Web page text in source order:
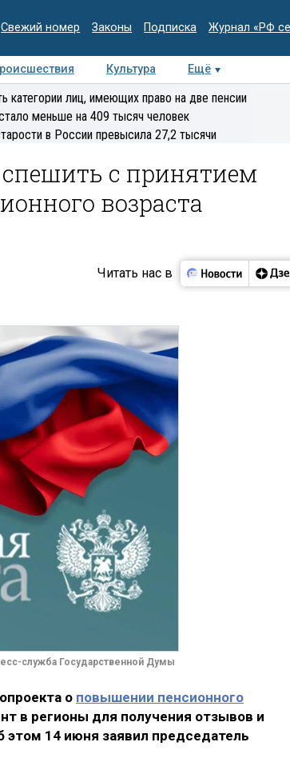
Свежий номер Законы Подписка Журнал «РФ
Культура
Ещё
Интервью Колумнисты
категории лиц, имеющих право на две пенсии
меньше на 409 тысяч человек
в России превысила 27,2 тысячи
с принятием
возраста
Читать нас в
служба Государственной Думы
о повышении пенсионного
в регионы для получения отзывов и
этом 14 июня заявил председатель